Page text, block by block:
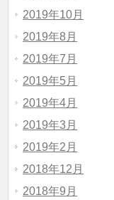
2019年10月
2019年8月
2019年7月
2019年5月
2019年4月
2019年3月
2019年2月
2018年12月
2018年9月